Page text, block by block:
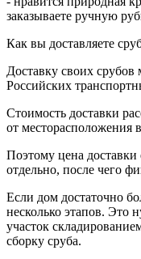
заказываете ручную
Как вы доставляете
Доставку своих
Российских
Стоимость доставки
от месторасположения
Поэтому цена доставки
отдельно, после чего
Если дом достаточно
несколько этапов. Это
участок
сборку сруба.